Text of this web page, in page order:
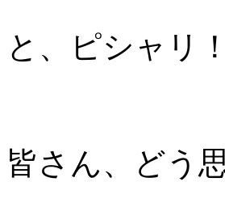
と、ピシャリ！
皆さん、どう